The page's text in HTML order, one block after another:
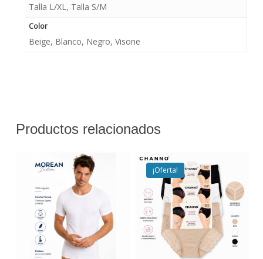
Talla L/XL, Talla S/M
Color
Beige, Blanco, Negro, Visone
Productos relacionados
¡Oferta!